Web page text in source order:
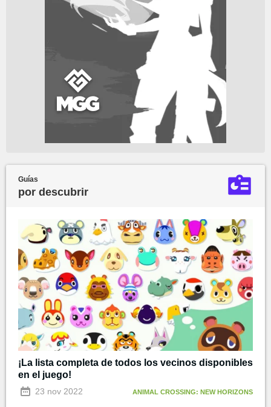
Guías
por descubrir
¡La lista completa de todos los vecinos disponibles
en el juego!
23 nov 2022 ANIMAL CROSSING: NEW HORIZONS